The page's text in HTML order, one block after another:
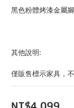
黑色粉體烤漆金屬
其他說明:
僅販售標示家具，